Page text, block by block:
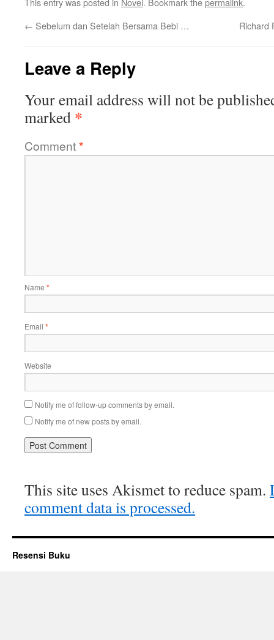
← Sebelum dan Setelah Bersama Bebi … Richard
Leave a Reply
Your email address will not be
marked *
Comment*
Name *
Email *
Website
Notify me of follow-up comments by email.
Notify me of new posts by email.
This site uses Akismet to reduce spam.
comment data is processed.
Resensi Buku